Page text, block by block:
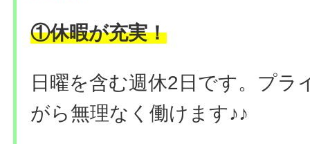
①休暇が充実！
日曜を含む週休2日です。プラ
がら無理なく働けます♪♪